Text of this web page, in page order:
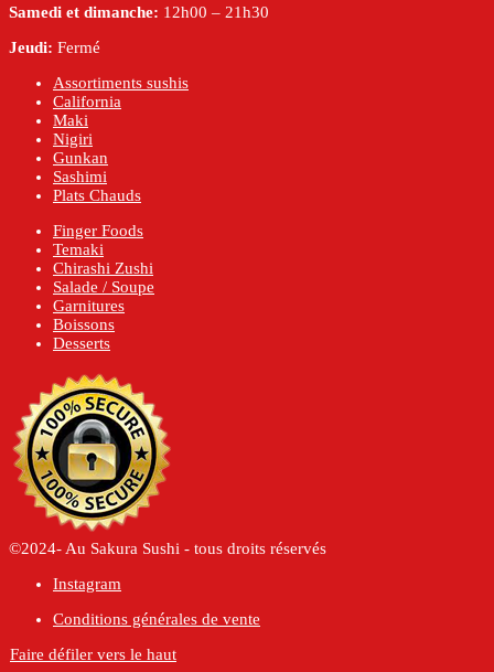
Samedi et dimanche: 12h00 – 21h30
Jeudi: Fermé
Assortiments sushis
California
Maki
Nigiri
Gunkan
Sashimi
Plats Chauds
Finger Foods
Temaki
Chirashi Zushi
Salade / Soupe
Garnitures
Boissons
Desserts
©2024- Au Sakura Sushi - tous droits réservés
Instagram
Conditions générales de vente
Faire défiler vers le haut